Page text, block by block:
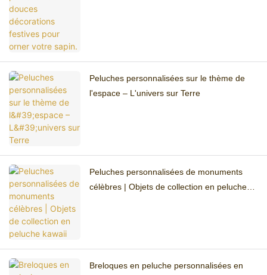
Peluches personnalisées sur le thème de
l'espace – L'univers sur Terre
Peluches personnalisées de monuments
célèbres | Objets de collection en peluche
Breloques en peluche personnalisées en